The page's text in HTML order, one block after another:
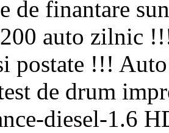
de finantare
auto zilnic
postate !!!
de drum
diesel-1.6